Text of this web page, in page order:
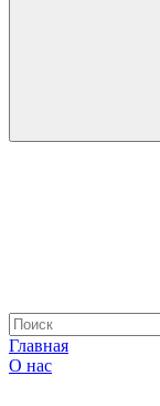
Главная
О нас